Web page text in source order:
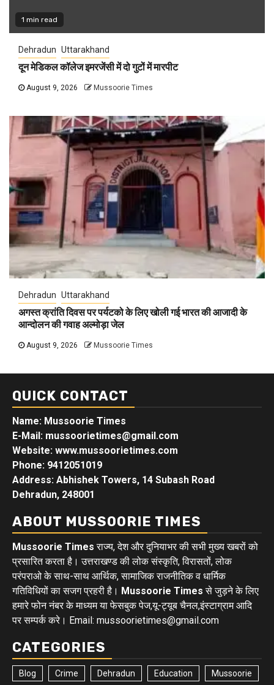
1 min read
Dehradun Uttarakhand
दून मेडिकल कॉलेज इमरजेंसी में दो गुटों में मारपीट
August 9, 2026 Mussoorie Times
Dehradun Uttarakhand
अगस्त क्रांति दिवस पर पर्यटको के लिए खोली गई भारत की आजादी के
आन्दोलन की गवाह अल्मोड़ा जेल
August 9, 2026 Mussoorie Times
QUICK CONTACT
Name: Mussoorie Times
E-Mail: mussoorietimes@gmail.com
Website: www.mussoorietimes.com
Phone: 9412051019
Address: Abhishek Towers, 14 Subash Road
Dehradun, 248001
ABOUT MUSSOORIE TIMES
Mussoorie Times राज्य, देश और दुनियाभर की सभी मुख्य खबरों को
प्रसारित करता है। उत्तराखण्ड की लोक संस्कृति, विरासतों, लोक
परंपराओ के साथ-साथ आर्थिक, सामाजिक राजनीतिक व धार्मिक
गतिविधियों का सजग प्रहरी है। Mussoorie Times से जुड़ने के लिए
हमारे फोन नंबर के माध्यम या फेसबुक पेज,यू-ट्यूब चैनल,इंस्टाग्राम आदि
पर सम्पर्क करे। Email: mussoorietimes@gmail.com
CATEGORIES
Blog Crime Dehradun Education Mussoorie